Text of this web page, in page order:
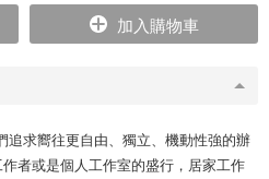
追求嚮往更自由、獨立、機動性強的辦
者或是個人工作室的盛行，居家工作
加入購物車